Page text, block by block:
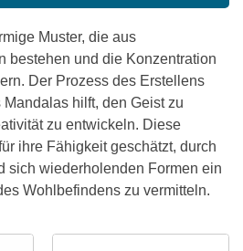
Muster, die aus
bestehen und die Konzentration
Der Prozess des Erstellens
hilft, den Geist zu
zu entwickeln. Diese
ihre Fähigkeit geschätzt, durch
sich wiederholenden Formen ein
Wohlbefindens zu vermitteln.